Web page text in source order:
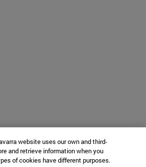
website uses our own and third-
and retrieve information when you
of cookies have different purposes.